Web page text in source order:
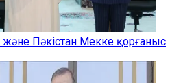
Пәкістан Мекке қорғаныс